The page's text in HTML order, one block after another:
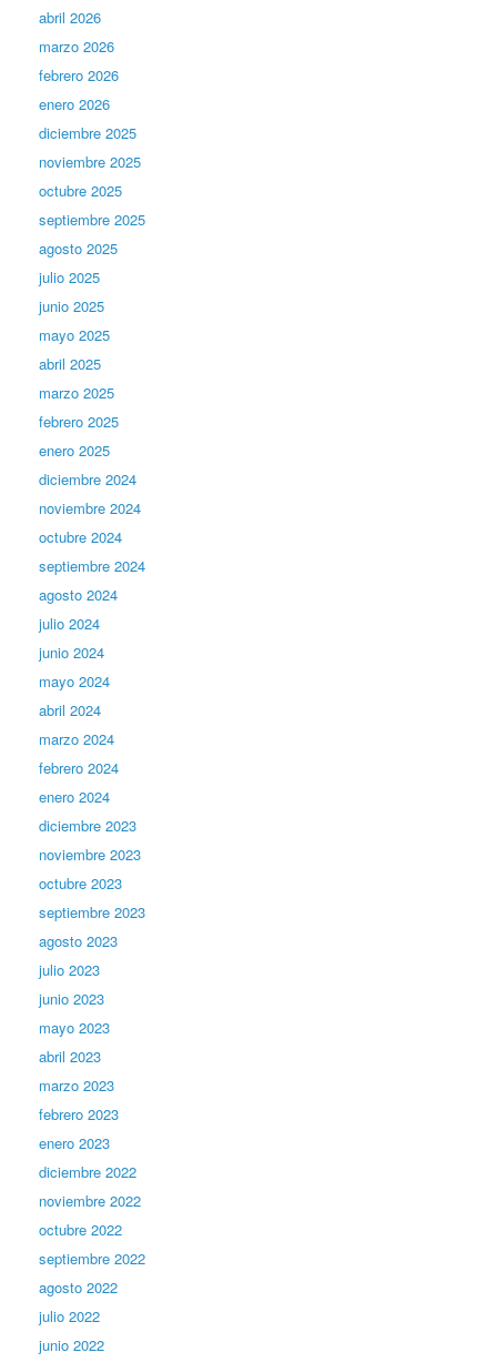
abril 2026
marzo 2026
febrero 2026
enero 2026
diciembre 2025
noviembre 2025
octubre 2025
septiembre 2025
agosto 2025
julio 2025
junio 2025
mayo 2025
abril 2025
marzo 2025
febrero 2025
enero 2025
diciembre 2024
noviembre 2024
octubre 2024
septiembre 2024
agosto 2024
julio 2024
junio 2024
mayo 2024
abril 2024
marzo 2024
febrero 2024
enero 2024
diciembre 2023
noviembre 2023
octubre 2023
septiembre 2023
agosto 2023
julio 2023
junio 2023
mayo 2023
abril 2023
marzo 2023
febrero 2023
enero 2023
diciembre 2022
noviembre 2022
octubre 2022
septiembre 2022
agosto 2022
julio 2022
junio 2022